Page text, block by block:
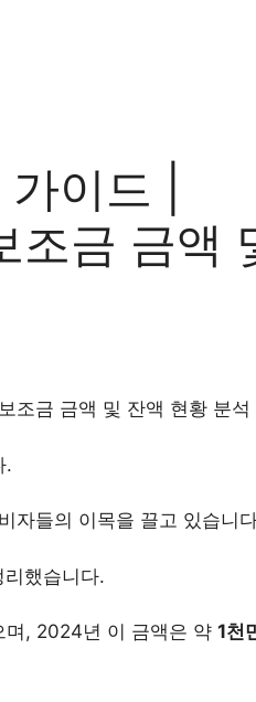
이드 |
조금 금액
보조금 금액 및 잔액 현황 분석
.
자들의 이목을 끌고 있습니
했습니다.
며, 2024년 이 금액은 약 1천